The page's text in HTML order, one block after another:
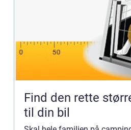
Find den rette
til din bil